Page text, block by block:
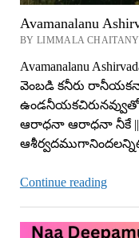
Avamanalanu
BY LIMMALA
Avamanalanu
వెంబడి కనీరు
ఆరాధనా ఆరాధనా నీకే
Continue reading
Lyrics